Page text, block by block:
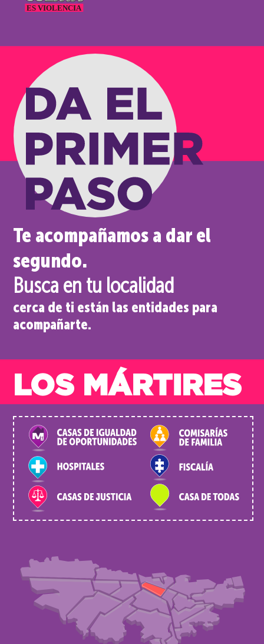
Te acompañamos a dar el
segundo.
Busca en tu localidad
cerca de ti están las entidades para
acompañarte.
LOS MÁRTIRES